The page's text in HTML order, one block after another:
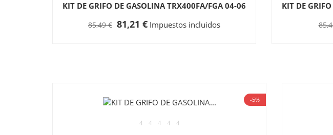
KIT DE GRIFO DE GASOLINA TRX400FA/FGA 04-06
85,49 € 81,21 € Impuestos incluidos
KIT DE
-5%